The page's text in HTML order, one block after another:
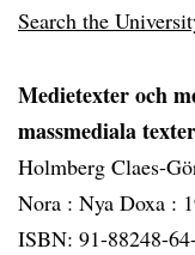
Search the
Medietexter och
massmediala
Holmberg Claes-
Nora : Nya Doxa :
ISBN: 91-88248-